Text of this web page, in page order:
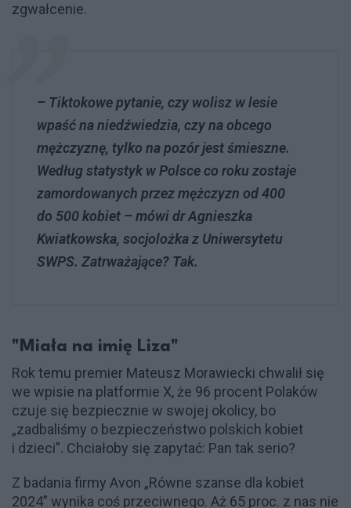
zgwałcenie.
– Tiktokowe pytanie, czy wolisz w lesie
wpaść na niedźwiedzia, czy na obcego
mężczyznę, tylko na pozór jest śmieszne.
Według statystyk w Polsce co roku zostaje
zamordowanych przez mężczyzn od 400
do 500 kobiet – mówi dr Agnieszka
Kwiatkowska, socjolożka z Uniwersytetu
SWPS. Zatrważające? Tak.
"Miała na imię Liza"
Rok temu premier Mateusz Morawiecki chwalił się
we wpisie na platformie X, że 96 procent Polaków
czuje się bezpiecznie w swojej okolicy, bo
„zadbaliśmy o bezpieczeństwo polskich kobiet
i dzieci”. Chciałoby się zapytać: Pan tak serio?
Z badania firmy Avon „Równe szanse dla kobiet
2024” wynika coś przeciwnego. Aż 65 proc. z nas nie